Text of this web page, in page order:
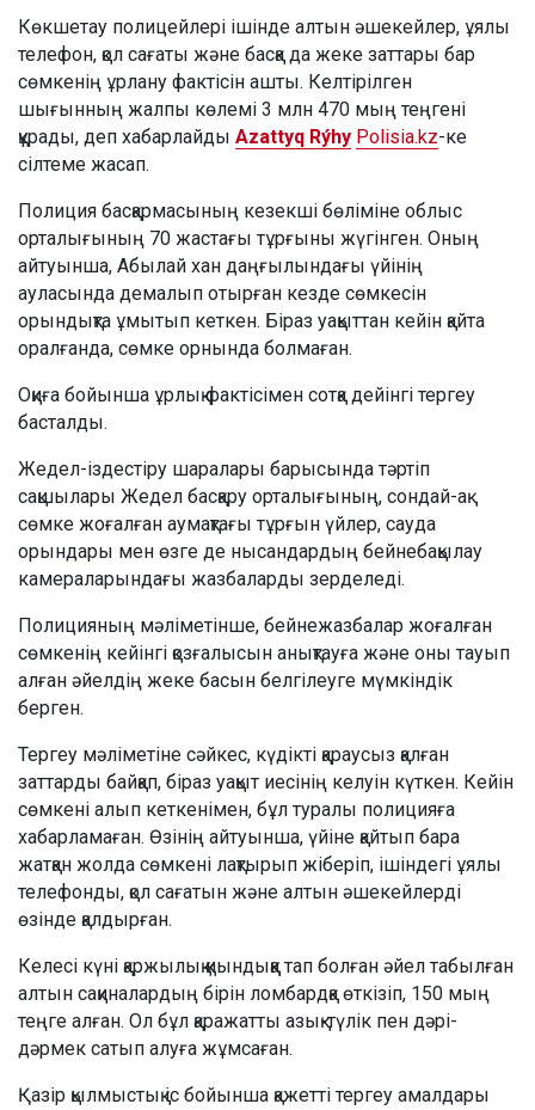
Көкшетау полицейлері ішінде алтын әшекейлер, ұялы
телефон, қол сағаты және басқа да жеке заттары бар
сөмкенің ұрлану фактісін ашты. Келтірілген
шығынның жалпы көлемі 3 млн 470 мың теңгені
құрады, деп хабарлайды Azattyq Rýhy Polisia.kz-ке
сілтеме жасап.
Полиция басқармасының кезекші бөліміне облыс
орталығының 70 жастағы тұрғыны жүгінген. Оның
айтуынша, Абылай хан даңғылындағы үйінің
ауласында демалып отырған кезде сөмкесін
орындықта ұмытып кеткен. Біраз уақыттан кейін қайта
оралғанда, сөмке орнында болмаған.
Оқиға бойынша ұрлық фактісімен сотқа дейінгі тергеу
басталды.
Жедел-іздестіру шаралары барысында тәртіп
сақшылары Жедел басқару орталығының, сондай-ақ
сөмке жоғалған аумақтағы тұрғын үйлер, сауда
орындары мен өзге де нысандардың бейнебақылау
камераларындағы жазбаларды зерделеді.
Полицияның мәліметінше, бейнежазбалар жоғалған
сөмкенің кейінгі қозғалысын анықтауға және оны тауып
алған әйелдің жеке басын белгілеуге мүмкіндік
берген.
Тергеу мәліметіне сәйкес, күдікті қараусыз қалған
заттарды байқап, біраз уақыт иесінің келуін күткен. Кейін
сөмкені алып кеткенімен, бұл туралы полицияға
хабарламаған. Өзінің айтуынша, үйіне қайтып бара
жатқан жолда сөмкені лақтырып жіберіп, ішіндегі ұялы
телефонды, қол сағатын және алтын әшекейлерді
өзінде қалдырған.
Келесі күні қаржылық қиындыққа тап болған әйел табылған
алтын сақиналардың бірін ломбардқа өткізіп, 150 мың
теңге алған. Ол бұл қаражатты азық-түлік пен дәрі-
дәрмек сатып алуға жұмсаған.
Қазір қылмыстық іс бойынша қажетті тергеу амалдары